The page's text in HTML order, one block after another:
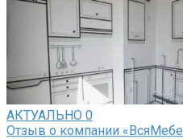
АКТУАЛЬНО 0
Отзыв о компании